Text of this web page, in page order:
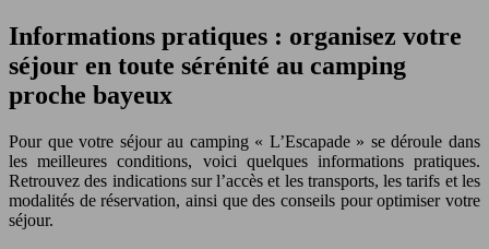
Informations pratiques : organisez votre
séjour en toute sérénité au camping
proche bayeux
Pour que votre séjour au camping « L’Escapade » se déroule dans
les meilleures conditions, voici quelques informations pratiques.
Retrouvez des indications sur l’accès et les transports, les tarifs et les
modalités de réservation, ainsi que des conseils pour optimiser votre
séjour.